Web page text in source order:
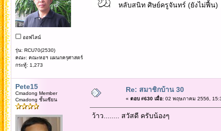
ออฟไลน์
รุ่น: RCU70(2530)
คณะ: คณะหอฯ แผนกครุศาสตร์
กระทู้: 1,273
หลับสนิท ศิษย์ครูจันทร์ (ยังไม่ฟื้น)
Pete15
Cmadong Member
Cmadong ชั้นเซียน
Re: สมาชิกบ้าน 30
« ตอบ #630 เมื่อ:02 พฤษภาคม 2556,
ว้าว........ สวัสดี ครับน้องๆ